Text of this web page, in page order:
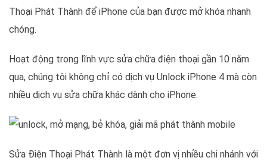
Thoại Phát Thành để iPhone của bạn được mở khóa nhanh
chóng.
Hoạt động trong lĩnh vực sửa chữa điện thoại gần 10 năm
qua, chúng tôi không chỉ có dịch vụ Unlock iPhone 4 mà còn
nhiều dịch vụ sửa chữa khác dành cho iPhone.
Sửa Điện Thoại Phát Thành là một đơn vị nhiều chi nhánh với